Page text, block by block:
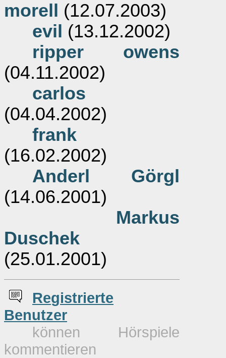
morell
(12.07.2003)
evil (13.12.2002)
ripper owens
(04.11.2002)
carlos
(04.04.2002)
frank
(16.02.2002)
Anderl Görgl
(14.06.2001)
Markus
Duschek
(25.01.2001)
Registrierte
Benutzer
können Hörspiele
kommentieren